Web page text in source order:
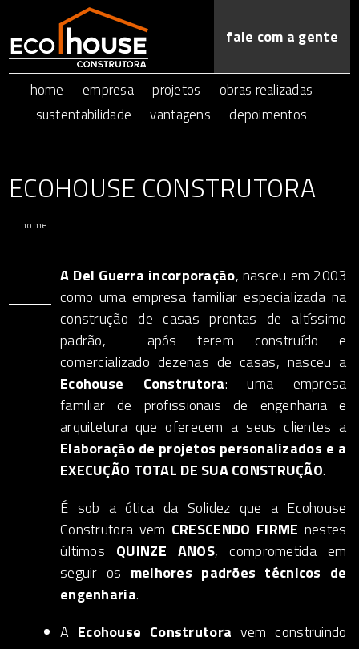
fale com a gente
home empresa projetos
obras realizadas
sustentabilidade
vantagens depoimentos
ECOHOUSE CONSTRUTORA
home
A Del Guerra incorporação, nasceu em 2003
como uma empresa familiar especializada na
construção de casas prontas de altíssimo
padrão, após terem construído e
comercializado dezenas de casas, nasceu a
Ecohouse Construtora: uma empresa
familiar de profissionais de engenharia e
arquitetura que oferecem a seus clientes a
Elaboração de projetos personalizados e a
EXECUÇÃO TOTAL DE SUA CONSTRUÇÃO.
É sob a ótica da Solidez que a Ecohouse
Construtora vem CRESCENDO FIRME nestes
últimos QUINZE ANOS, comprometida em
seguir os melhores padrões técnicos de
engenharia.
A Ecohouse Construtora vem construindo